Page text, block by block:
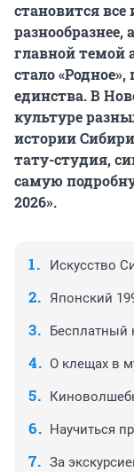
становится все
разнообразнее,
главной темой
стало
единства. В
культуре
истории
тату-студия,
самую
2026».
Искусство
Японский
Бесплатный
О клещах в
Научиться
За